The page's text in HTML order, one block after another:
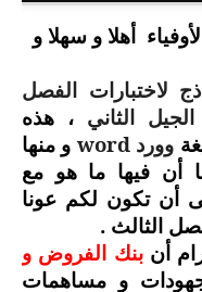
التعليم الابتدائي
القسم
المتوسط
الاولى متوسط
الثانية متوسط
الثالثة متوسط
أهلا و سهلا و
لاختبارات الفصل
الثاني
، هذه
ووردword و منها
أن فيها ما هو مع
أن تكون لكم عونا
الثالث .
أنبنك الفروض و
و مساهمات